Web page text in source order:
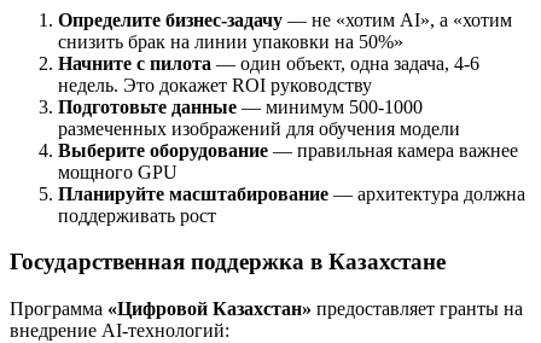
Определите бизнес-задачу — не «хотим AI», а «хотим
снизить брак на линии упаковки на 50%»
Начните с пилота — один объект, одна задача, 4-6
недель. Это докажет ROI руководству
Подготовьте данные — минимум 500-1000
размеченных изображений для обучения модели
Выберите оборудование — правильная камера важнее
мощного GPU
Планируйте масштабирование — архитектура должна
поддерживать рост
Государственная поддержка в Казахстане
Программа «Цифровой Казахстан» предоставляет гранты на
внедрение AI-технологий: